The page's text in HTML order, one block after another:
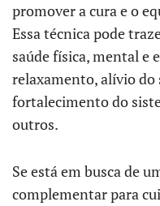
promover a cura e o
Essa técnica pode
saúde física, mental e
relaxamento, alívio do
fortalecimento do
outros.
Se está em busca de
complementar para